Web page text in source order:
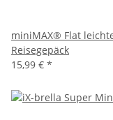
miniMAX® Flat
Reisegepäck
15,99 € *